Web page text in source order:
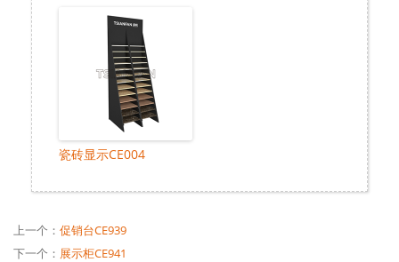
瓷砖显示CE004
上一个： 促销台CE939
下一个： 展示柜CE941